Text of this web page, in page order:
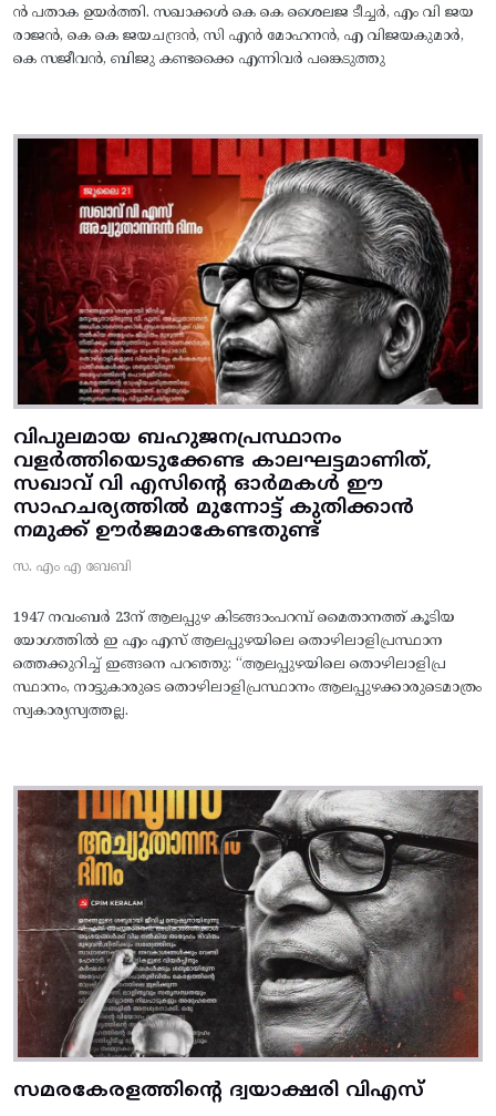
ൻ പതാക ഉയർത്തി. സഖാക്കൾ കെ കെ ശൈലജ ടീച്ചർ, എം വി ജയ
രാജൻ, കെ കെ ജയചന്ദ്രൻ, സി എൻ മോഹനൻ, എ വിജയകുമാർ,
കെ സജീവൻ, ബിജു കണ്ടക്കൈ എന്നിവർ പങ്കെടുത്തു
വിപുലമായ ബഹുജനപ്രസ്ഥാനം
വളർത്തിയെടുക്കേണ്ട കാലഘട്ടമാണിത്,
സഖാവ് വി എസിന്റെ ഓർമകൾ ഈ
സാഹചര്യത്തിൽ മുന്നോട്ട്‌ കുതിക്കാൻ
നമുക്ക് ഊർജമാകേണ്ടതുണ്ട്
സ. എം എ ബേബി
1947 നവംബർ 23ന് ആലപ്പുഴ കിടങ്ങാംപറമ്പ്‌ മൈതാനത്ത്‌ കൂടിയ
യോഗത്തിൽ ഇ എം എസ് ആലപ്പുഴയിലെ തൊഴിലാളിപ്രസ്ഥാന
ത്തെക്കുറിച്ച് ഇങ്ങനെ പറഞ്ഞു: “ആലപ്പുഴയിലെ തൊഴിലാളിപ്ര
സ്ഥാനം, നാട്ടുകാരുടെ തൊഴിലാളിപ്രസ്ഥാനം ആലപ്പുഴക്കാരുടെമാത്രം
സ്വകാര്യസ്വത്തല്ല.
സമരകേരളത്തിൻ്റെ ദ്വയാക്ഷരി വിഎസ്